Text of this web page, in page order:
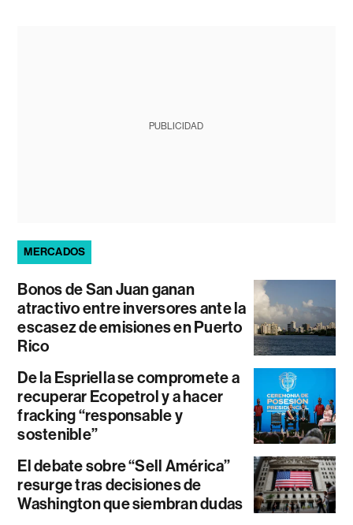
PUBLICIDAD
MERCADOS
Bonos de San Juan ganan
atractivo entre inversores ante la
escasez de emisiones en Puerto
Rico
De la Espriella se compromete a
recuperar Ecopetrol y a hacer
fracking “responsable y
sostenible”
El debate sobre “Sell América”
resurge tras decisiones de
Washington que siembran dudas